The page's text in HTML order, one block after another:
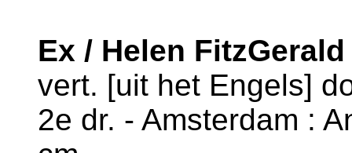
Ex / Helen FitzGerald
vert. [uit het Engels]
2e dr. - Amsterdam :